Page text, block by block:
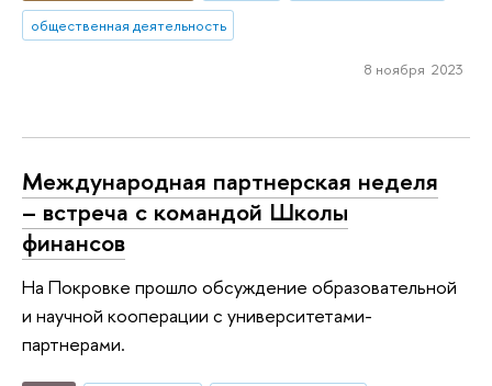
общественная деятельность
8 ноября 2023
Международная партнерская неделя
– встреча с командой Школы
финансов
На Покровке прошло обсуждение образовательной
и научной кооперации с университетами-
партнерами.